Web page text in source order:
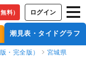
料） ログイン
潮見表・タイドグラフ
・完全版）
宮城県